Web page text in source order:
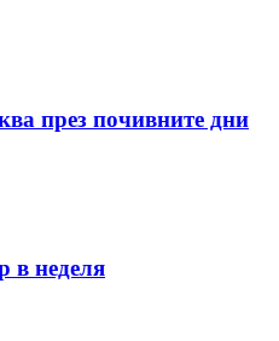
през почивните дни
в неделя